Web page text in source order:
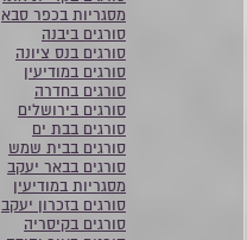
מסגריות בכפר סבא
סורגים ביבנה
סורגים בנס ציונה
סורגים במודיעין
סורגים בחדרה
סורגים בירושלים
סורגים בבת ים
סורגים בבית שמש
סורגים בבאר יעקב
מסגריות במודיעין
סורגים בזכרון יעקב
סורגים בקיסריה